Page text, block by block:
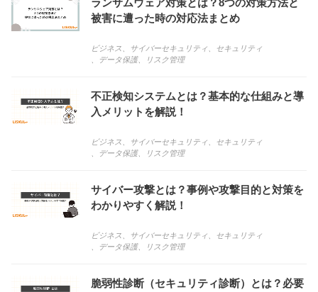
ランサムウェア対策とは？8つの対策方法と
被害に遭った時の対応法まとめ
ビジネス サイバーセキュリティ
セキュリティ
データ保護、 リスク管理
不正検知システムとは？基本的な仕組みと導
入メリットを解説！
ビジネス サイバーセキュリティ
セキュリティ
データ保護、 リスク管理
サイバー攻撃とは？事例や攻撃目的と対策を
わかりやすく解説！
ビジネス サイバーセキュリティ
セキュリティ
データ保護、 リスク管理
脆弱性診断（セキュリティ診断）とは？必要